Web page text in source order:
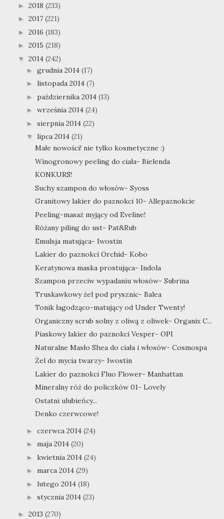
► 2018 (233)
► 2017 (221)
► 2016 (183)
► 2015 (218)
▼ 2014 (242)
► grudnia 2014 (17)
► listopada 2014 (7)
► października 2014 (13)
► września 2014 (24)
► sierpnia 2014 (22)
▼ lipca 2014 (21)
Małe nowości! nie tylko kosmetyczne :)
Winogronowy peeling do ciała- Bielenda
KONKURS!
Suchy szampon do włosów- Syoss
Granitowy lakier do paznokci 10- Allepaznokcie
Peeling-masaż myjący od Eveline!
Różany piling do ust- Pat&Rub
Emulsja matująca- Iwostin
Lakier do paznokci Orchid- Kobo
Keratynowa maska prostująca- Indola
Szampon przeciw wypadaniu włosów- Subrina
Truskawkowy żel pod prysznic- Balea
Tonik łagodząco-matujący od Under Twenty!
Organiczny scrub solny z oliwą z oliwek- Organix C...
Piaskowy lakier do paznokci Vesper- OPI
Naturalne Masło Shea do ciała i włosów- Cosmospa
Żel do mycia twarzy- Iwostin
Lakier do paznokci Fluo Flower- Manhattan
Mineralny róż do policzków 01- Lovely
Ostatni ulubieńcy...
Denko czerwcowe!
► czerwca 2014 (24)
► maja 2014 (20)
► kwietnia 2014 (24)
► marca 2014 (29)
► lutego 2014 (18)
► stycznia 2014 (23)
► 2013 (270)